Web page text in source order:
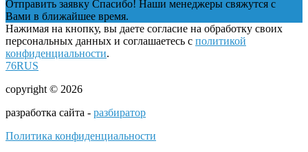
Отправить заявку Спасибо! Наши менеджеры свяжутся с
Вами в ближайшее время.
Нажимая на кнопку, вы даете согласие на обработку своих
персональных данных и соглашаетесь с политикой
конфиденциальности.
76RUS
copyright © 2026
разработка сайта - разбиратор
Политика конфиденциальности